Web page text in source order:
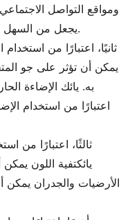
ومواقع التواصل
يجعل من السهل على العملاء العثور والتذكر لعمالتك.
ثانيًا، اعتبارًا من استخدام
يمكن أن تؤثر على جو
به. يائك الإضاءة
اعتبارًا من استخدام
ثالثًا، اعتبارًا من
يائكتفية اللون
الأرضيات والجدران يمكن